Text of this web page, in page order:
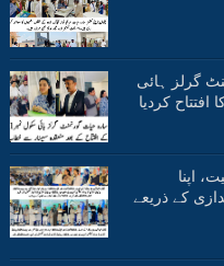
گرلز ہائی
اپنا
کے ذریعے